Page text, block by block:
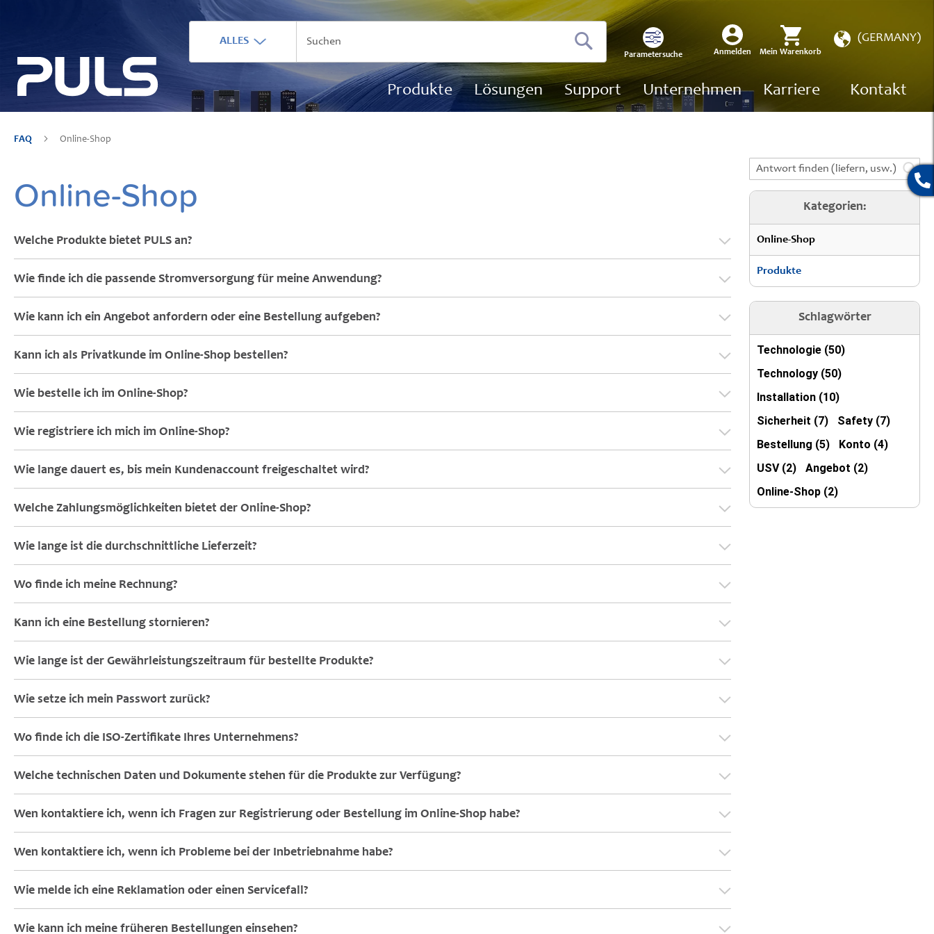
ALLES
Suchen
Parametersuche Anmelden
Store
(GERMANY)
Mein Warenkorb
Produkte Lösungen Support Unternehmen Karriere Kontakt
FAQ Online-Shop
Online-Shop
Welche Produkte bietet PULS an?
Wie finde ich die passende Stromversorgung für meine Anwendung?
Wie kann ich ein Angebot anfordern oder eine Bestellung aufgeben?
Kann ich als Privatkunde im Online-Shop bestellen?
Wie bestelle ich im Online-Shop?
Wie registriere ich mich im Online-Shop?
Wie lange dauert es, bis mein Kundenaccount freigeschaltet wird?
Welche Zahlungsmöglichkeiten bietet der Online-Shop?
Wie lange ist die durchschnittliche Lieferzeit?
Wo finde ich meine Rechnung?
Kann ich eine Bestellung stornieren?
Wie lange ist der Gewährleistungszeitraum für bestellte Produkte?
Wie setze ich mein Passwort zurück?
Wo finde ich die ISO-Zertifikate Ihres Unternehmens?
Welche technischen Daten und Dokumente stehen für die Produkte zur Verfügung?
Wen kontaktiere ich, wenn ich Fragen zur Registrierung oder Bestellung im Online-Shop habe?
Wen kontaktiere ich, wenn ich Probleme bei der Inbetriebnahme habe?
Wie melde ich eine Reklamation oder einen Servicefall?
Wie kann ich meine früheren Bestellungen einsehen?
Kategorien:
Online-Shop
Produkte
Schlagwörter
Technologie (50)
Technology (50)
Installation (10)
Sicherheit (7)
Safety (7)
Bestellung (5)
Konto (4)
USV (2)
Angebot (2)
Online-Shop (2)